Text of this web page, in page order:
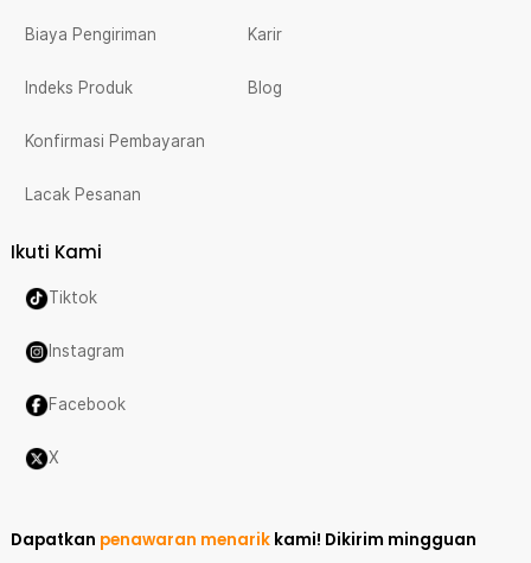
Biaya Pengiriman
Indeks Produk
Konfirmasi Pembayaran
Lacak Pesanan
Karir
Blog
Ikuti Kami
Tiktok
Instagram
Facebook
X
Dapatkan penawaran menarik kami! Dikirim mingguan